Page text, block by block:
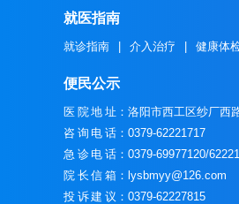
就医指南
就诊指南 介入治疗 健康体
便民公示
医院地址 ：洛阳市西工区纱厂西
咨询电话 ：0379-62221717
急诊电话 ：0379-69977120/
院长信箱 ：lysbmyy@126.com
投诉建议 ：0379-62227815